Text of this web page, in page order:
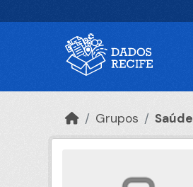
Grupos Saúde